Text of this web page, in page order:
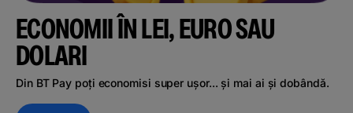
ECONOMII ÎN LEI, EURO SAU
DOLARI
Din BT Pay poți economisi super ușor... și mai ai și dobândă.